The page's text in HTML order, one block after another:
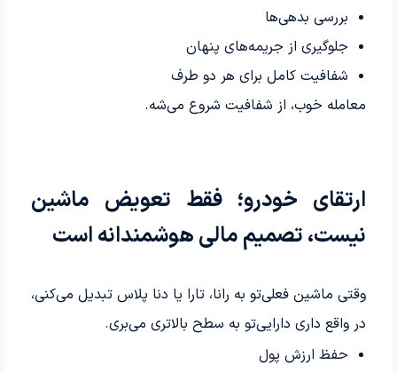
بررسی بدهی‌ها
جلوگیری از جریمه‌های پنهان
شفافیت کامل برای هر دو طرف
معامله خوب، از شفافیت شروع می‌شه.
ارتقای خودرو؛ فقط تعویض ماشین
نیست، تصمیم مالی هوشمندانه است
وقتی ماشین فعلی‌تو به رانا، تارا یا دنا پلاس تبدیل می‌کنی،
در واقع داری دارایی‌تو به سطح بالاتری می‌بری.
حفظ ارزش پول